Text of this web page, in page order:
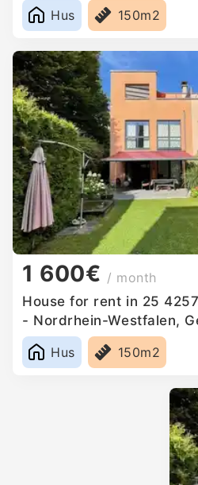
Hus
150m2
1 600€ / month
House for rent in 25
- Nordrhein-Westfalen,
Hus
150m2